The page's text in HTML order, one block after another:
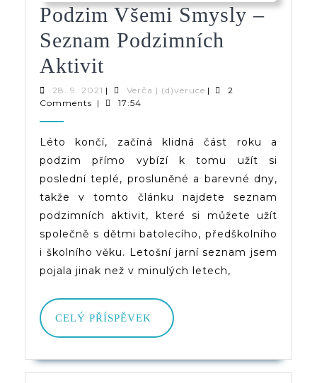
Podzim Všemi Smysly –
Seznam Podzimních
Aktivit
Všemi
–
Seznam
Podzimních
Aktivit
28. 9. 2021 28.
9.
| Verča | (d)veruceVerča
|
2
Comments | 17:54
Léto končí, začíná klidná část roku a
podzim přímo vybízí k tomu užít si
poslední teplé, prosluněné a barevné dny,
takže v tomto článku najdete seznam
podzimních aktivit, které si můžete užít
společně s dětmi batolecího, předškolního
i školního věku. Letošní jarní seznam jsem
pojala jinak než v minulých letech,
CELÝ PŘÍSPĚVEK
CELÝ
PŘÍSPĚVEK